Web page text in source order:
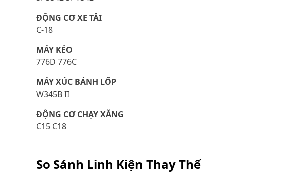
ĐỘNG CƠ XE TẢI
C-18
MÁY KÉO
776D 776C
MÁY XÚC BÁNH LỐP
W345B II
ĐỘNG CƠ CHẠY XĂNG
C15 C18
So Sánh Linh Kiện Thay Thế